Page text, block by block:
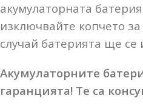
акумулаторната
изключвайте копчето
случай батерията ще се
Акумулаторните
гаранцията! Те са